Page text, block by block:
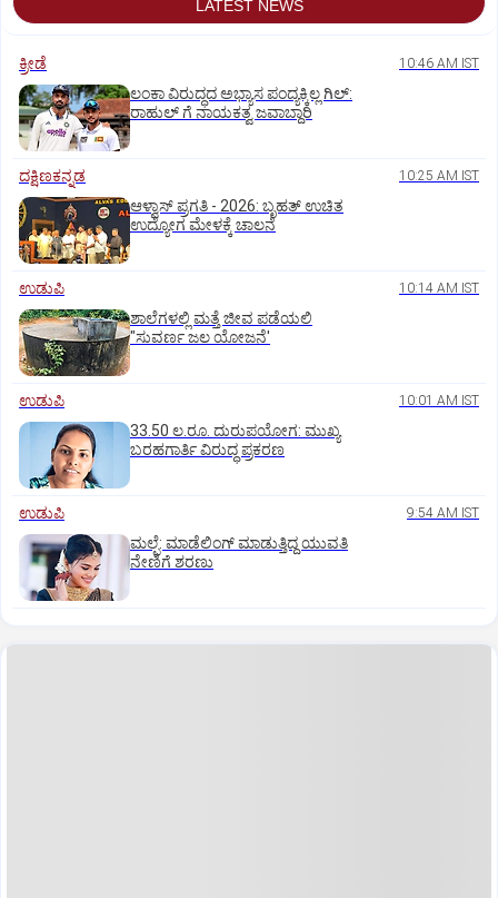
LATEST NEWS
ಕ್ರೀಡೆ 10:46 AM IST
ಲಂಕಾ ವಿರುದ್ಧದ ಅಭ್ಯಾಸ ಪಂದ್ಯಕ್ಕಿಲ್ಲ ಗಿಲ್:‌
ರಾಹುಲ್‌ ಗೆ ನಾಯಕತ್ವ ಜವಾಬ್ದಾರಿ
ದಕ್ಷಿಣಕನ್ನಡ 10:25 AM IST
ಆಳ್ವಾಸ್‌ ಪ್ರಗತಿ - 2026: ಬೃಹತ್ ಉಚಿತ
ಉದ್ಯೋಗ ಮೇಳಕ್ಕೆ ಚಾಲನೆ
ಉಡುಪಿ 10:14 AM IST
ಶಾಲೆಗಳಲ್ಲಿ ಮತ್ತೆ ಜೀವ ಪಡೆಯಲಿ
"ಸುವರ್ಣ ಜಲ ಯೋಜನೆ'
ಉಡುಪಿ 10:01 AM IST
33.50 ಲ.ರೂ. ದುರುಪಯೋಗ: ಮುಖ್ಯ
ಬರಹಗಾರ್ತಿ ವಿರುದ್ಧ ಪ್ರಕರಣ
ಉಡುಪಿ 9:54 AM IST
ಮಲ್ಪೆ: ಮಾಡೆಲಿಂಗ್ ಮಾಡುತ್ತಿದ್ದ ಯುವತಿ
ನೇಣಿಗೆ ಶರಣು